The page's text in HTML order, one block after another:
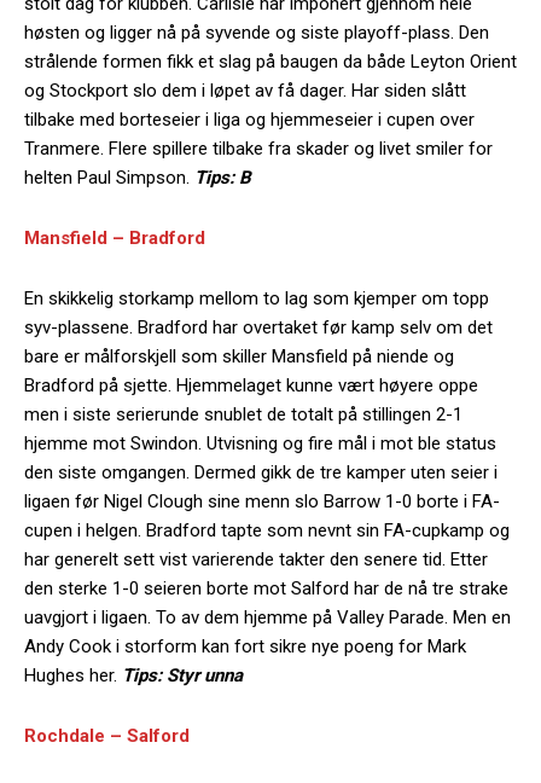
høsten og ligger nå på syvende og siste playoff-plass. Den
strålende formen fikk et slag på baugen da både Leyton Orient
og Stockport slo dem i løpet av få dager. Har siden slått
tilbake med borteseier i liga og hjemmeseier i cupen over
Tranmere. Flere spillere tilbake fra skader og livet smiler for
helten Paul Simpson. Tips: B
Mansfield – Bradford
En skikkelig storkamp mellom to lag som kjemper om topp
syv-plassene. Bradford har overtaket før kamp selv om det
bare er målforskjell som skiller Mansfield på niende og
Bradford på sjette. Hjemmelaget kunne vært høyere oppe
men i siste serierunde snublet de totalt på stillingen 2-1
hjemme mot Swindon. Utvisning og fire mål i mot ble status
den siste omgangen. Dermed gikk de tre kamper uten seier i
ligaen før Nigel Clough sine menn slo Barrow 1-0 borte i FA-
cupen i helgen. Bradford tapte som nevnt sin FA-cupkamp og
har generelt sett vist varierende takter den senere tid. Etter
den sterke 1-0 seieren borte mot Salford har de nå tre strake
uavgjort i ligaen. To av dem hjemme på Valley Parade. Men en
Andy Cook i storform kan fort sikre nye poeng for Mark
Hughes her. Tips: Styr unna
Rochdale – Salford